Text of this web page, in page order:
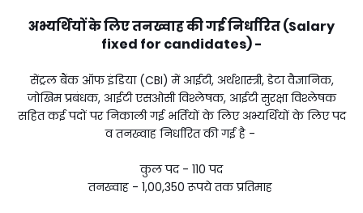
अभ्यर्थियों के लिए तनख्वाह की गई निर्धारित (Salary
fixed for candidates) -
सेंट्रल बैंक ऑफ इंडिया (CBI) में आईटी, अर्थशास्त्री, डेटा वैज्ञानिक,
जोखिम प्रबंधक, आईटी एसओसी विश्लेषक, आईटी सुरक्षा विश्लेषक
सहित कई पदों पर निकाली गई भर्तियों के लिए अभ्यर्थियों के लिए पद
व तनख्वाह निर्धारित की गई है -
कुल पद - 110 पद
तनख्वाह - 1,00,350 रूपये तक प्रतिमाह